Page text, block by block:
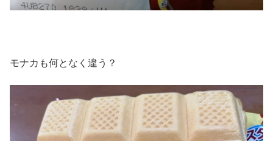
モナカも何となく違う？